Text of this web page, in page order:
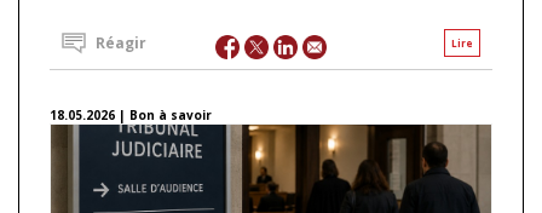
Lire
Réagir
18.05.2026 | Bon à savoir